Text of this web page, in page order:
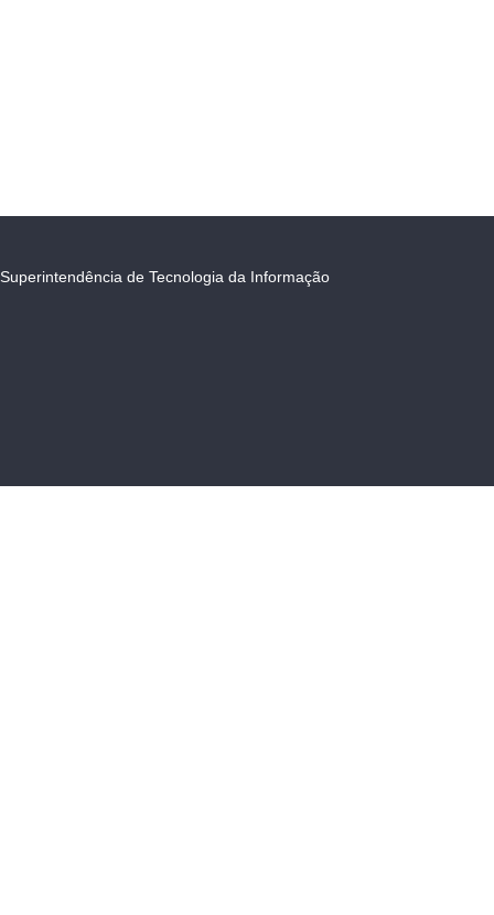
Superintendência de Tecnologia da Informação